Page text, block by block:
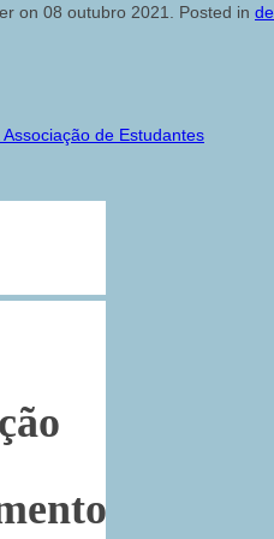
on 08 outubro 2021. Posted in
Associação de Estudantes